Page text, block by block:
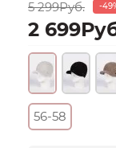
5 299Руб. -
2
56-58